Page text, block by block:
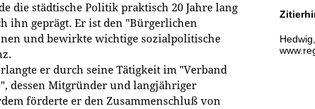
die städtische Politik praktisch 20 Jahre lang
ihn geprägt. Er ist den "Bürgerlichen
und bewirkte wichtige sozialpolitische
er durch seine Tätigkeit im "Verband
dessen Mitgründer und langjähriger
förderte er den Zusammenschluß von